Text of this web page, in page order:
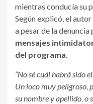
mientras conducía su
Según explicó, el
a pesar de la denuncia
mensajes
del programa.
“No sé cuál habrá sido
Un loco muy peligroso,
su nombre y apellido, o